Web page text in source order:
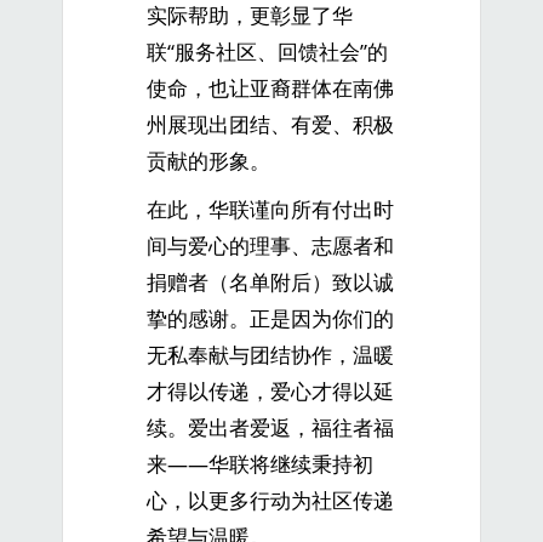
实际帮助，更彰显了华
联“服务社区、回馈社会”的
使命，也让亚裔群体在南佛
州展现出团结、有爱、积极
贡献的形象。
在此，华联谨向所有付出时
间与爱心的理事、志愿者和
捐赠者（名单附后）致以诚
挚的感谢。正是因为你们的
无私奉献与团结协作，温暖
才得以传递，爱心才得以延
续。爱出者爱返，福往者福
来——华联将继续秉持初
心，以更多行动为社区传递